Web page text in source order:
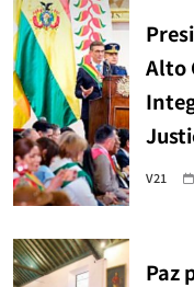
Alto
V21
Paz